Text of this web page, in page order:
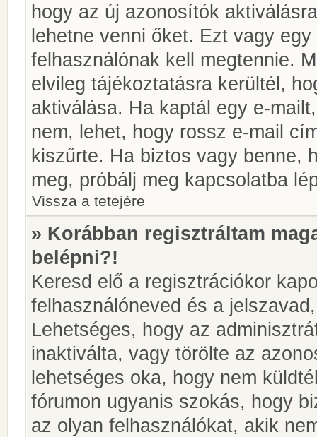
hogy az új azonosítók
lehetne venni őket. Ezt vagy
felhasználónak kell megtennie.
elvileg tájékoztatásra kerültél,
aktiválása. Ha kaptál egy e-
nem, lehet, hogy rossz e-mail
kiszűrte. Ha biztos vagy benne,
meg, próbálj meg kapcsolatba
Vissza a tetejére
» Korábban regisztráltam
belépni?!
Keresd elő a regisztrációkor
felhasználóneved és a
Lehetséges, hogy az
inaktiválta, vagy törölte az
lehetséges oka, hogy nem
fórumon ugyanis szokás, hogy
az olyan felhasználókat, akik